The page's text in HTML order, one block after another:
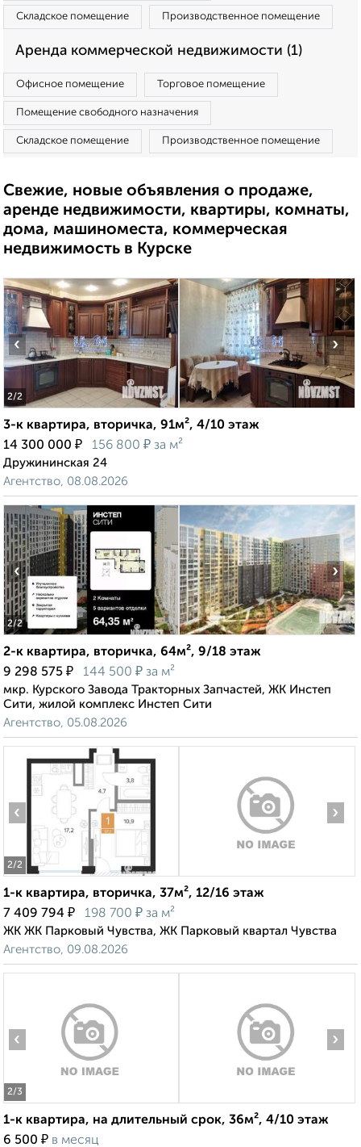
Складское помещение Производственное помещение
Аренда коммерческой недвижимости (1)
Офисное помещение Торговое помещение
Помещение свободного назначения
Складское помещение Производственное помещение
Свежие, новые объявления о продаже,
аренде недвижимости, квартиры, комнаты,
дома, машиноместа, коммерческая
недвижимость в Курске
2/2
‹ ›
3-к квартира, вторичка, 91м², 4/10 этаж
14 300 000 ₽ 156 800 ₽ за м²
Дружининская 24
Агентство, 08.08.2026
2/2
‹ ›
2-к квартира, вторичка, 64м², 9/18 этаж
9 298 575 ₽ 144 500 ₽ за м²
мкр. Курского Завода Тракторных Запчастей, ЖК Инстеп
Сити, жилой комплекс Инстеп Сити
Агентство, 05.08.2026
2/2
‹ ›
1-к квартира, вторичка, 37м², 12/16 этаж
7 409 794 ₽ 198 700 ₽ за м²
ЖК ЖК Парковый Чувства, ЖК Парковый квартал Чувства
Агентство, 09.08.2026
2/3
‹ ›
1-к квартира, на длительный срок, 36м², 4/10 этаж
6 500 ₽ в месяц